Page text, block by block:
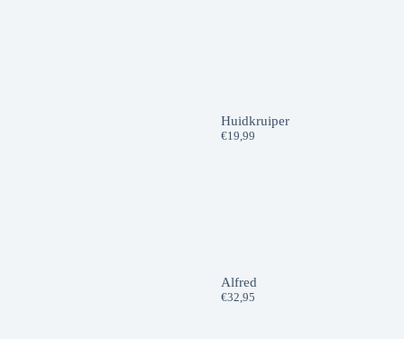
Huidkruiper
€19,99
Alfred
€32,95